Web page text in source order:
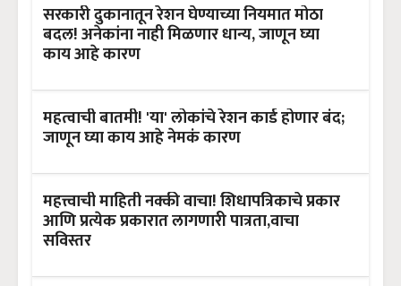
सरकारी दुकानातून रेशन घेण्याच्या नियमात मोठा
बदल! अनेकांना नाही मिळणार धान्य, जाणून घ्या
काय आहे कारण
महत्वाची बातमी! 'या' लोकांचे रेशन कार्ड होणार बंद;
जाणून घ्या काय आहे नेमकं कारण
महत्त्वाची माहिती नक्की वाचा! शिधापत्रिकाचे प्रकार
आणि प्रत्येक प्रकारात लागणारी पात्रता,वाचा
सविस्तर